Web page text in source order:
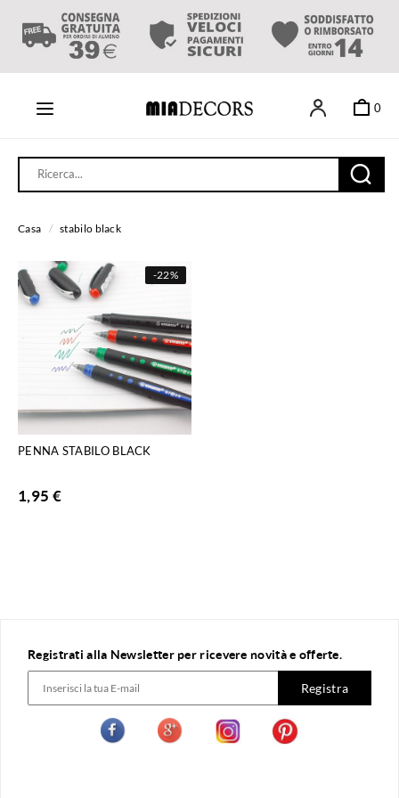
0
Casa / stabilo black
-22%
PENNA STABILO BLACK
1,95 €
Registrati alla Newsletter per ricevere novità e offerte.
Registra